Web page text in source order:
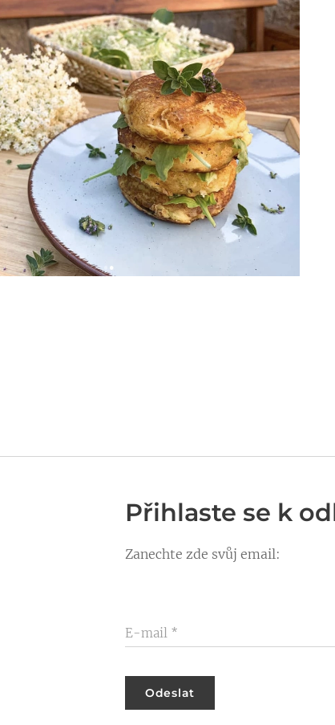
Přihlaste se k
Zanechte zde svůj email:
E-mail
Odeslat